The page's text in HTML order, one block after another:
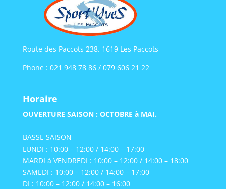
Route des Paccots 238. 1619 Les Paccots
Phone : 021 948 78 86 / 079 606 21 22
Horaire
OUVERTURE SAISON : OCTOBRE à MAI.
BASSE SAISON
LUNDI : 10:00 – 12:00 / 14:00 – 17:00
MARDI à VENDREDI : 10:00 – 12:00 / 14:00 – 18:00
SAMEDI : 10:00 – 12:00 / 14:00 – 17:00
DI : 10:00 – 12:00 / 14:00 – 16:00